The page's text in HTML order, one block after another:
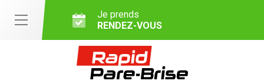
Je prends
RENDEZ-VOUS